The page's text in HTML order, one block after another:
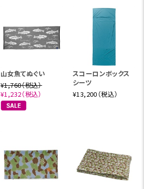
山女魚てぬぐい
¥1,760（税込）
¥1,232（税込）
スコーロンボックス
シーツ
¥13,200（税込）